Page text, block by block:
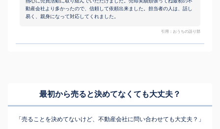
動産会社より多かったので、信頼して依頼出来ました。担当者の人は、話し
易く、親身になって対応してくれました。
引用：おうちの語り部
最初から売ると決めてなくても大丈夫？
「売ることを決めてないけど、不動産会社に問い合わせても大丈夫？」